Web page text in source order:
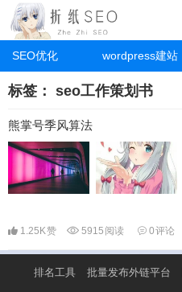
SEO优化 wordpress建站
标签： seo工作策划书
熊掌号季风算法
1.25K赞 5915 阅读 0评论
排名工具 批量发布外链平台